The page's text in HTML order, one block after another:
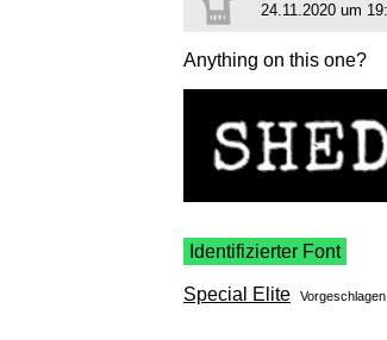
24.11.2020 um
Anything on this one?
Identifizierter Font
Special Elite